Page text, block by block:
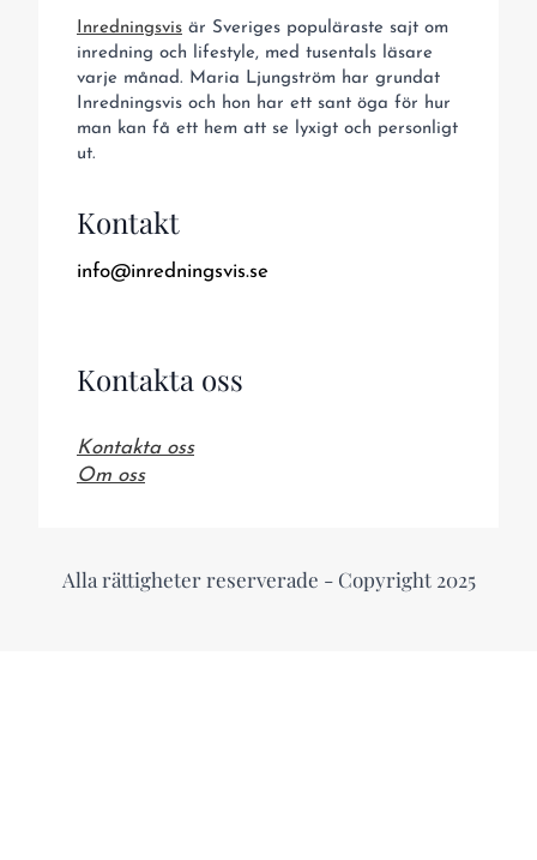
Inredningsvis är Sveriges populäraste sajt om
inredning och lifestyle, med tusentals läsare
varje månad. Maria Ljungström har grundat
Inredningsvis och hon har ett sant öga för hur
man kan få ett hem att se lyxigt och personligt
ut.
Kontakt
info@inredningsvis.se
Kontakta oss
Kontakta oss
Om oss
Alla rättigheter reserverade - Copyright 2025